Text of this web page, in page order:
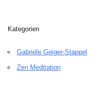
Kategorien
Gabriele Geiger-Stappel
Zen Meditation